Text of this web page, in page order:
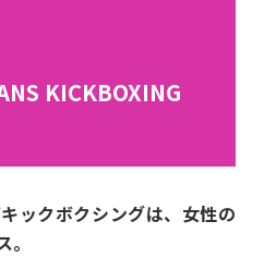
KICKBOXING
ックボクシングは、女性の